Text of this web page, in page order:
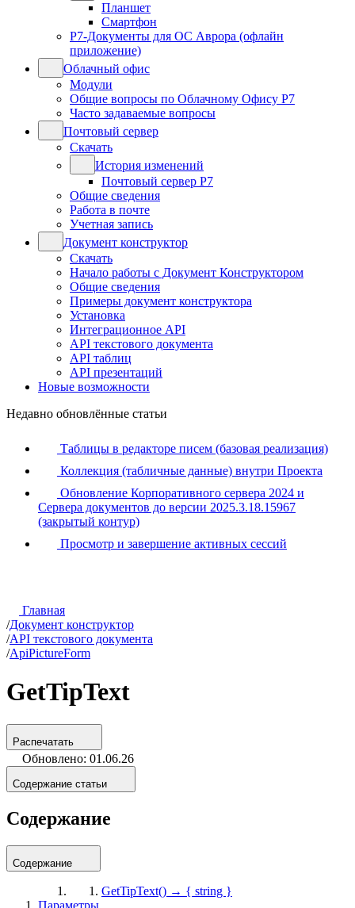
Планшет
Смартфон
Р7-Документы для ОС Аврора (офлайн
приложение)
Облачный офис
Модули
Общие вопросы по Облачному Офису Р7
Часто задаваемые вопросы
Почтовый сервер
Скачать
История изменений
Почтовый сервер Р7
Общие сведения
Работа в почте
Учетная запись
Документ конструктор
Скачать
Начало работы с Документ Конструктором
Общие сведения
Примеры документ конструктора
Установка
Интеграционное API
API текстового документа
API таблиц
API презентаций
Новые возможности
Недавно обновлённые статьи
Таблицы в редакторе писем (базовая реализация)
Коллекция (табличные данные) внутри Проекта
Обновление Корпоративного сервера 2024 и
Сервера документов до версии 2025.3.18.15967
(закрытый контур)
Просмотр и завершение активных сессий
Главная
/Документ конструктор
/API текстового документа
/ApiPictureForm
GetTipText
Распечатать
Обновлено: 01.06.26
Содержание статьи
Содержание
Содержание
GetTipText() → { string }
Параметры